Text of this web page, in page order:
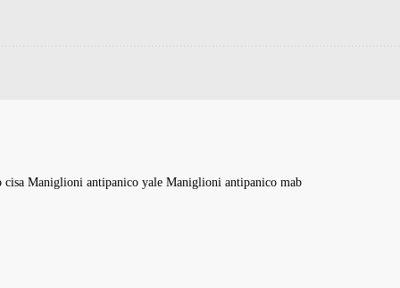
Maniglioni antipanico yale Maniglioni antipanico mab